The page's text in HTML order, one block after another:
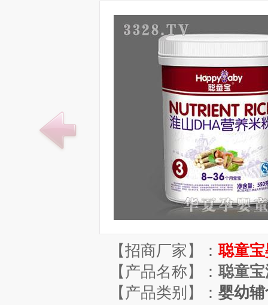
【招商厂家】： 聪童
【产品名称】： 聪童
【产品类别】： 婴幼